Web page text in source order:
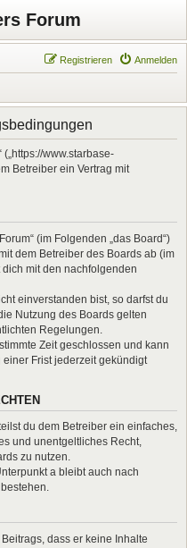
Forum
Anmelden
Registrieren
(„https://www.starbase-
Betreiber ein Vertrag mit
(im Folgenden „das Board“)
dem Betreiber des Boards ab (im
dich mit den nachfolgenden
einverstanden bist, so darfst du
Nutzung des Boards gelten
Regelungen.
Zeit geschlossen und kann
Frist jederzeit gekündigt
du dem Betreiber ein einfaches,
und unentgeltliches Recht,
zu nutzen.
a bleibt auch nach
dass er keine Inhalte